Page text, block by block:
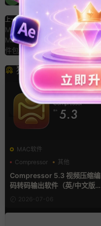
上一篇
MAC软件：FxFactory Pro
Mac版 Mac破解超强视觉特效
件包
猜你喜欢
MAC软件
Compressor
其他
Compressor 5.3 视频压缩编
码转码输出软件（英/中文版）
2026-07-06